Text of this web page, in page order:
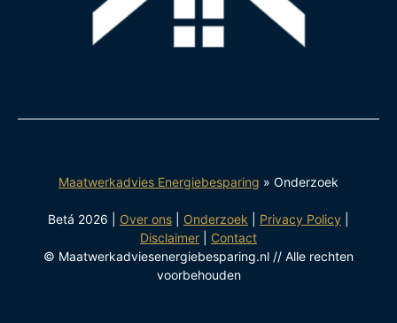
Maatwerkadvies Energiebesparing » Onderzoek
Betá 2026 | Over ons Onderzoek Privacy Policy
Disclaimer
Contact
© Maatwerkadviesenergiebesparing.nl // Alle rechten
voorbehouden